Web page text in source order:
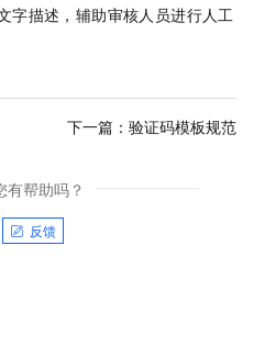
字描述，辅助审核人员进行人工
下一篇： 验证码模板规范
有帮助吗？
反馈